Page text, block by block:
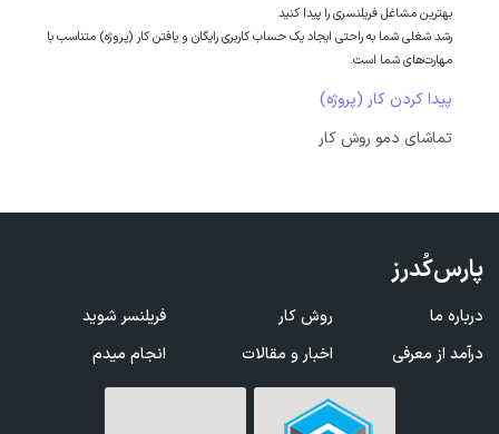
بهترین مشاغل فریلنسری را پیدا کنید
رشد شغلی شما به راحتی ایجاد یک حساب کاربری رایگان و یافتن کار (پروژه) متناسب با
مهارت‌های شما است.
پیدا کردن کار (پروژه)
تماشای دمو روش کار
پارس‌کُدرز
درباره ما روش کار
فریلنسر شوید
درآمد از معرفی
اخبار و مقالات انجام میدم